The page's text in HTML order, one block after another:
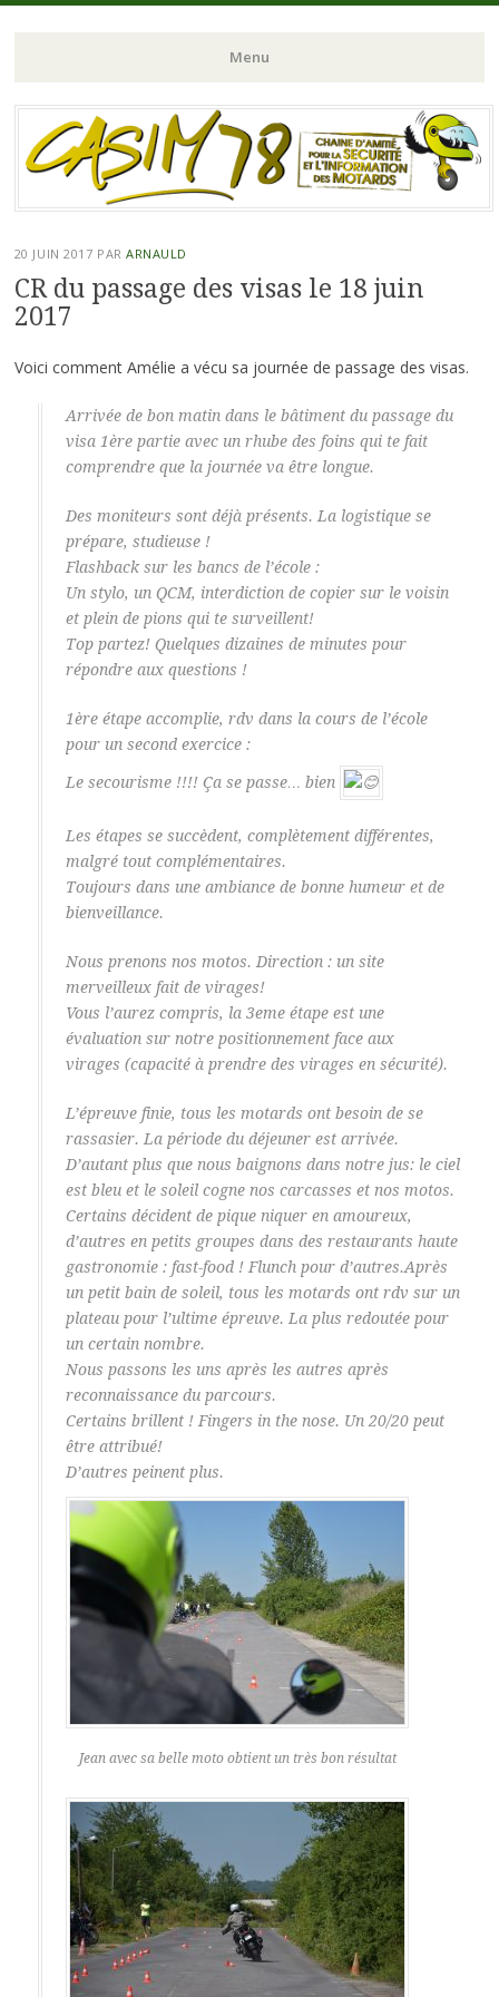
Menu
Aller
au
contenu
20 JUIN 2017 PARARNAULD
CR du passage des visas le 18 juin
2017
Voici comment Amélie a vécu sa journée de passage des visas.
Arrivée de bon matin dans le bâtiment du passage du
visa 1ère partie avec un rhube des foins qui te fait
comprendre que la journée va être longue.
Des moniteurs sont déjà présents. La logistique se
prépare, studieuse !
Flashback sur les bancs de l’école :
Un stylo, un QCM, interdiction de copier sur le voisin
et plein de pions qui te surveillent!
Top partez! Quelques dizaines de minutes pour
répondre aux questions !
1ère étape accomplie, rdv dans la cours de l’école
pour un second exercice :
Le secourisme !!!! Ça se passe… bien
Les étapes se succèdent, complètement différentes,
malgré tout complémentaires.
Toujours dans une ambiance de bonne humeur et de
bienveillance.
Nous prenons nos motos. Direction : un site
merveilleux fait de virages!
Vous l’aurez compris, la 3eme étape est une
évaluation sur notre positionnement face aux
virages (capacité à prendre des virages en sécurité).
L’épreuve finie, tous les motards ont besoin de se
rassasier. La période du déjeuner est arrivée.
D’autant plus que nous baignons dans notre jus: le ciel
est bleu et le soleil cogne nos carcasses et nos motos.
Certains décident de pique niquer en amoureux,
d’autres en petits groupes dans des restaurants haute
gastronomie : fast-food ! Flunch pour d’autres.Après
un petit bain de soleil, tous les motards ont rdv sur un
plateau pour l’ultime épreuve. La plus redoutée pour
un certain nombre.
Nous passons les uns après les autres après
reconnaissance du parcours.
Certains brillent ! Fingers in the nose. Un 20/20 peut
être attribué!
D’autres peinent plus.
Jean avec sa belle moto obtient un très bon résultat